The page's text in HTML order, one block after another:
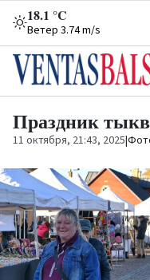
18.1 °C
Ветер 3.74 m/s
Праздник
11 октября, 21:43, 2025|